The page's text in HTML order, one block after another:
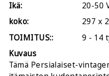
Ikä:
20-50
koko:
297 x
TOIMITUS::
9 - 14
Kuvaus
Tämä Persialaiset-